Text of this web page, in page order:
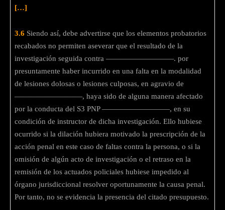
[…]
3.6 Siendo así, debe advertirse que los elementos probatorios
recabados no permiten aseverar que el resultado de la
investigación seguida contra —————————. por
presuntamente haber incurrido en una falta en la modalidad
de lesiones dolosas o lesiones culposas, en agravio de
—————————, haya sido de alguna manera afectado
por la conducta del S3 PNP —————————, en su
condición de instructor de dicha investigación. Ello hubiese
ocurrido si la dilación hubiera motivado la prescripción de la
acción penal en este caso de faltas contra la persona, o si la
omisión de algún acto de investigación o el retraso en la
remisión de los actuados policiales hubiese impedido al
órgano jurisdiccional resolver oportunamente la causa penal.
Por tanto, no se evidencia la presencia del citado presupuesto.